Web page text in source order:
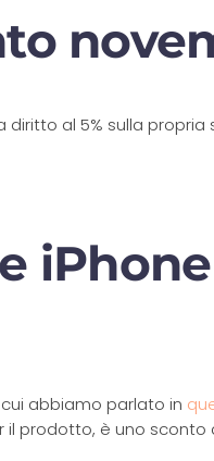
al 5% sulla propria
abbiamo parlato in
il prodotto, è uno sconto